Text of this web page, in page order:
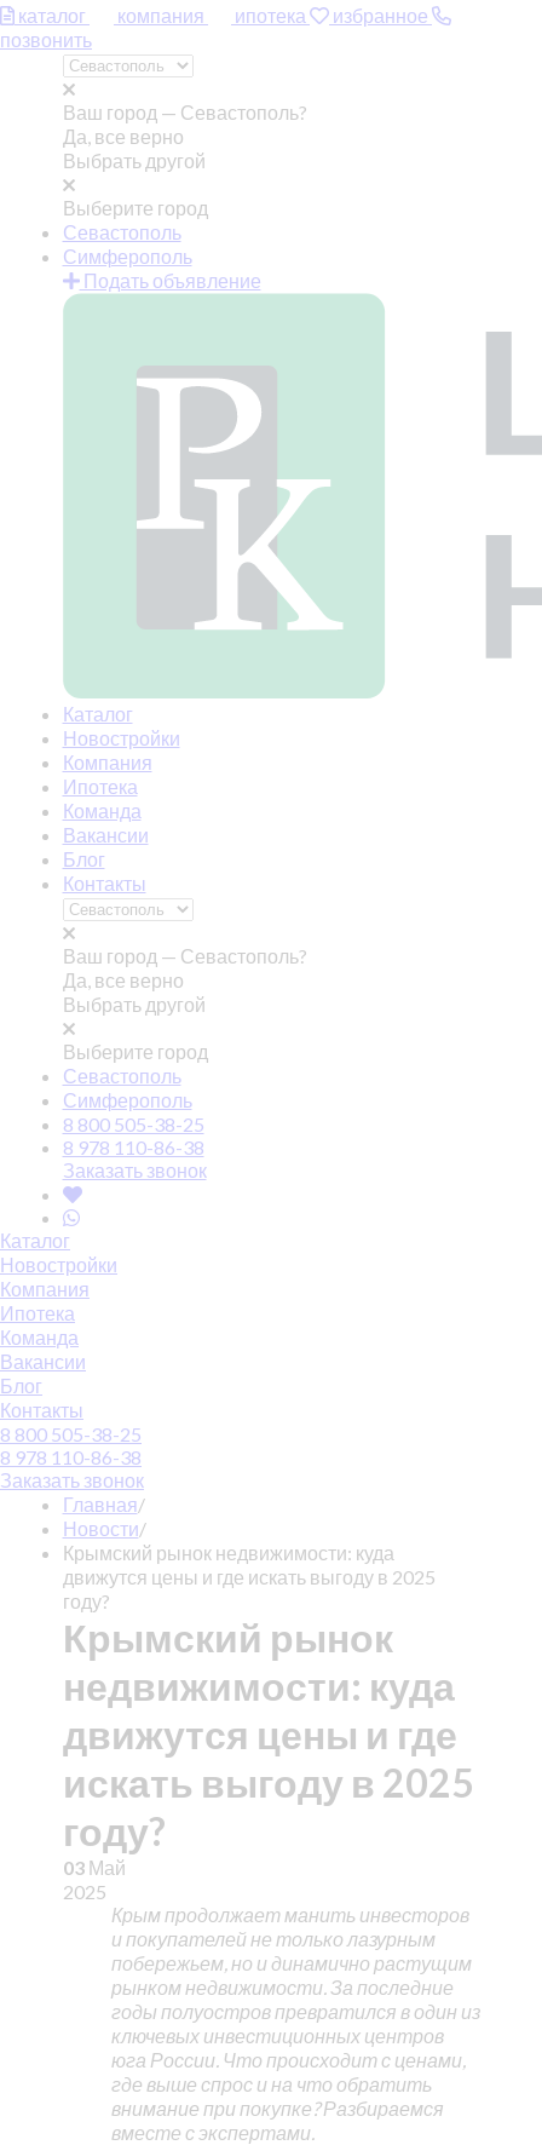
каталог компания ипотека
избранное
позвонить
Ваш город — Севастополь?
Да, все верно
Выбрать другой
Выберите город
Севастополь
Симферополь
Подать объявление
Каталог
Новостройки
Компания
Ипотека
Команда
Вакансии
Блог
Контакты
Ваш город — Севастополь?
Да, все верно
Выбрать другой
Выберите город
Севастополь
Симферополь
8 800 505-38-25
8 978 110-86-38
Заказать звонок
Каталог
Новостройки
Компания
Ипотека
Команда
Вакансии
Блог
Контакты
8 800 505-38-25
8 978 110-86-38
Заказать звонок
Главная/
Новости/
Крымский рынок недвижимости: куда
движутся цены и где искать выгоду в 2025
году?
Крымский рынок
недвижимости: куда
движутся цены и где
искать выгоду в 2025
году?
03 Май
2025
Крым продолжает манить инвесторов
и покупателей не только лазурным
побережьем, но и динамично растущим
рынком недвижимости. За последние
годы полуостров превратился в один из
ключевых инвестиционных центров
юга России. Что происходит с ценами,
где выше спрос и на что обратить
внимание при покупке? Разбираемся
вместе с экспертами.